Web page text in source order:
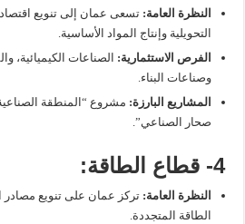
النظرة العامة: تسعى عمان إلى تنويع
التحويلية وإنتاج المواد الأساسية.
الفرص الاستثمارية: الصناعات الكيميائية،
وصناعات البناء.
المشاريع البارزة: مشروع “المنطقة
صحار الصناعي”.
4- قطاع الطاقة:
النظرة العامة: تركز عمان على تنويع مصادر
الطاقة المتجددة.